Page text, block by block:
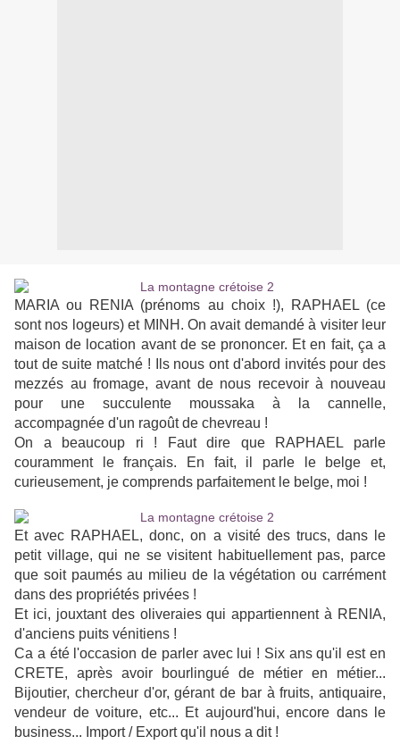
MARIA ou RENIA (prénoms au choix !), RAPHAEL (ce
sont nos logeurs) et MINH. On avait demandé à visiter leur
maison de location avant de se prononcer. Et en fait, ça a
tout de suite matché ! Ils nous ont d'abord invités pour des
mezzés au fromage, avant de nous recevoir à nouveau
pour une succulente moussaka à la cannelle,
accompagnée d'un ragoût de chevreau !
On a beaucoup ri ! Faut dire que RAPHAEL parle
couramment le français. En fait, il parle le belge et,
curieusement, je comprends parfaitement le belge, moi !
Et avec RAPHAEL, donc, on a visité des trucs, dans le
petit village, qui ne se visitent habituellement pas, parce
que soit paumés au milieu de la végétation ou carrément
dans des propriétés privées !
Et ici, jouxtant des oliveraies qui appartiennent à RENIA,
d'anciens puits vénitiens !
Ca a été l'occasion de parler avec lui ! Six ans qu'il est en
CRETE, après avoir bourlingué de métier en métier...
Bijoutier, chercheur d'or, gérant de bar à fruits, antiquaire,
vendeur de voiture, etc... Et aujourd'hui, encore dans le
business... Import / Export qu'il nous a dit !